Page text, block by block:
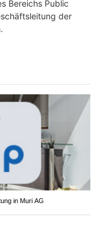
Bereichs Public
der
in Muri AG